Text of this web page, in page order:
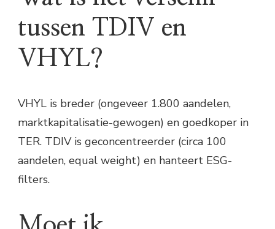
tussen TDIV en
VHYL?
VHYL is breder (ongeveer 1.800 aandelen,
marktkapitalisatie-gewogen) en goedkoper in
TER. TDIV is geconcentreerder (circa 100
aandelen, equal weight) en hanteert ESG-
filters.